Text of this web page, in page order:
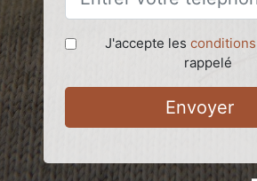
J'accepte les conditions
rappelé
Envoyer